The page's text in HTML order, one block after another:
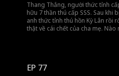
Thang Thắng, người thức tỉnh
hữu 7 thần thú cấp SSS. Sau khi
anh thức tỉnh thú hồn Kỳ Lân rồi
thật về cái chết của cha mẹ. Nào
EP 77